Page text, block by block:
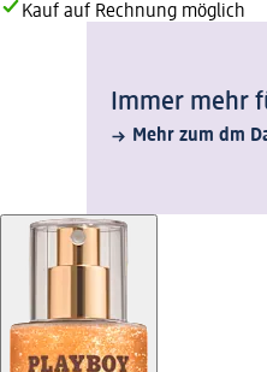
Kauf auf Rechnung möglich
Immer mehr
Mehr zum dm